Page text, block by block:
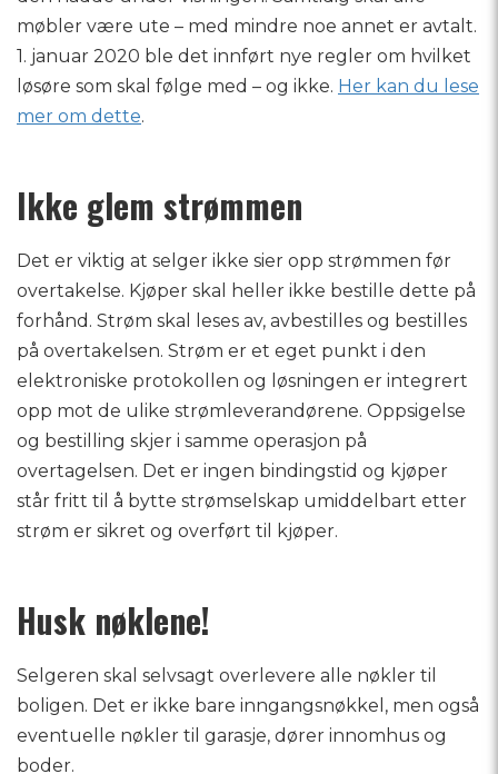
møbler være ute – med mindre noe annet er avtalt.
1. januar 2020 ble det innført nye regler om hvilket
løsøre som skal følge med – og ikke. Her kan du lese
mer om dette.
Ikke glem strømmen
Det er viktig at selger ikke sier opp strømmen før
overtakelse. Kjøper skal heller ikke bestille dette på
forhånd. Strøm skal leses av, avbestilles og bestilles
på overtakelsen. Strøm er et eget punkt i den
elektroniske protokollen og løsningen er integrert
opp mot de ulike strømleverandørene. Oppsigelse
og bestilling skjer i samme operasjon på
overtagelsen. Det er ingen bindingstid og kjøper
står fritt til å bytte strømselskap umiddelbart etter
strøm er sikret og overført til kjøper.
Husk nøklene!
Selgeren skal selvsagt overlevere alle nøkler til
boligen. Det er ikke bare inngangsnøkkel, men også
eventuelle nøkler til garasje, dører innomhus og
boder.